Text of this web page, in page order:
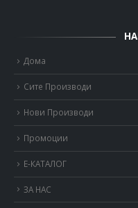
Дома
Сите Производи
Нови Производи
Промоции
Е-КАТАЛОГ
ЗА НАС